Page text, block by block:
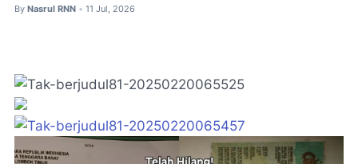
By Nasrul RNN • 11 Jul, 2026